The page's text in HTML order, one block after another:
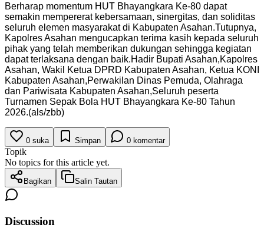
Berharap momentum HUT Bhayangkara Ke-80 dapat
semakin mempererat kebersamaan, sinergitas, dan soliditas
seluruh elemen masyarakat di Kabupaten Asahan.Tutupnya,
Kapolres Asahan mengucapkan terima kasih kepada seluruh
pihak yang telah memberikan dukungan sehingga kegiatan
dapat terlaksana dengan baik.Hadir Bupati Asahan,Kapolres
Asahan, Wakil Ketua DPRD Kabupaten Asahan, Ketua KONI
Kabupaten Asahan,Perwakilan Dinas Pemuda, Olahraga
dan Pariwisata Kabupaten Asahan,Seluruh peserta
Turnamen Sepak Bola HUT Bhayangkara Ke-80 Tahun
2026.(als/zbb)
0 suka Simpan 0 komentar
Topik
No topics for this article yet.
Bagikan Salin Tautan
Discussion